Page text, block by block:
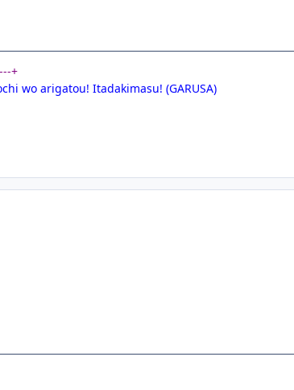
+
wo arigatou! Itadakimasu! (GARUSA)